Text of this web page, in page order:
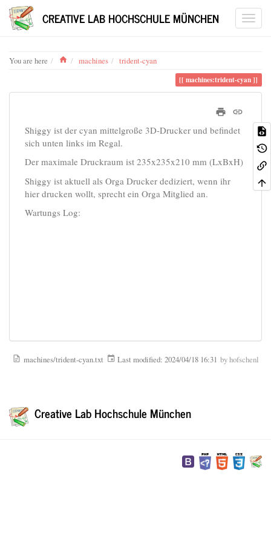
CREATIVE LAB HOCHSCHULE MÜNCHEN
You are here Homemachines trident-cyan
machines:trident-cyan
Shiggy ist der cyan mittelgroße 3D-Drucker und befindet
sich unten links im Regal.
Der maximale Druckraum ist 235x235x210 mm (LxBxH)
Shiggy ist aktuell als Orga Drucker dediziert, wenn ihr
hier drucken wollt, sprecht ein Orga Mitglied an.
Wartungs Log:
machines/trident-cyan.txt Last modified: 2024/04/18 16:31 byhofschenl
Creative Lab Hochschule München